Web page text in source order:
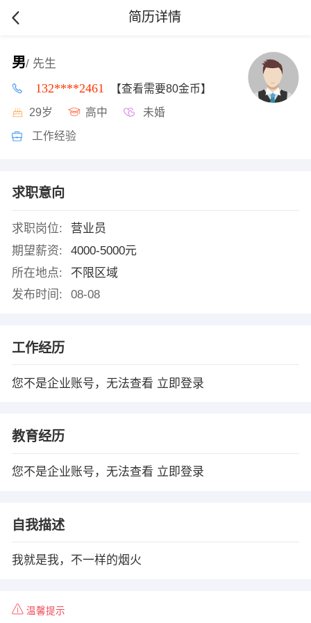
简历详情
男/ 先生
132****2461 【查看需要80金币】
29岁 高中 未婚
工作经验
求职意向
求职岗位:
营业员
期望薪资:
4000-5000元
所在地点:
不限区域
发布时间:
08-08
工作经历
您不是企业账号，无法查看 立即登录
教育经历
您不是企业账号，无法查看 立即登录
自我描述
我就是我，不一样的烟火
温馨提示